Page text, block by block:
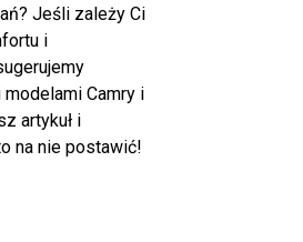
Jeśli zależy Ci
i
Camry i
artykuł i
na nie postawić!